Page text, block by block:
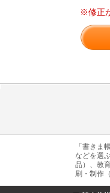
※修正
「書きま
などを選
品）、教
刷・制作